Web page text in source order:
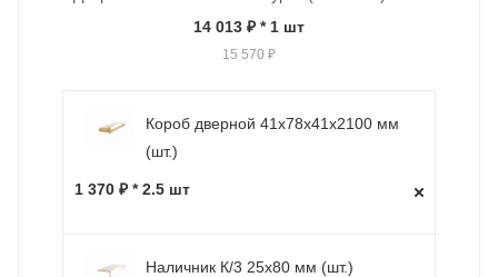
14 013 ₽ * 1 шт
15 570 ₽
Короб дверной 41х78х41х2100 мм
(шт.)
1 370 ₽ * 2.5 шт
Наличник К/3 25х80 мм (шт.)